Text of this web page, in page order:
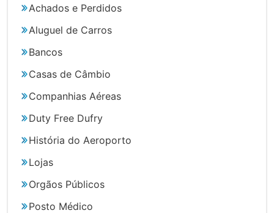
Achados e Perdidos
Aluguel de Carros
Bancos
Casas de Câmbio
Companhias Aéreas
Duty Free Dufry
História do Aeroporto
Lojas
Orgãos Públicos
Posto Médico